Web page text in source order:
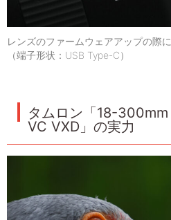
レンズのファームウェアアップの際
（端子形状：USB Type-C）
タムロン「18-
VC VXD」の実力